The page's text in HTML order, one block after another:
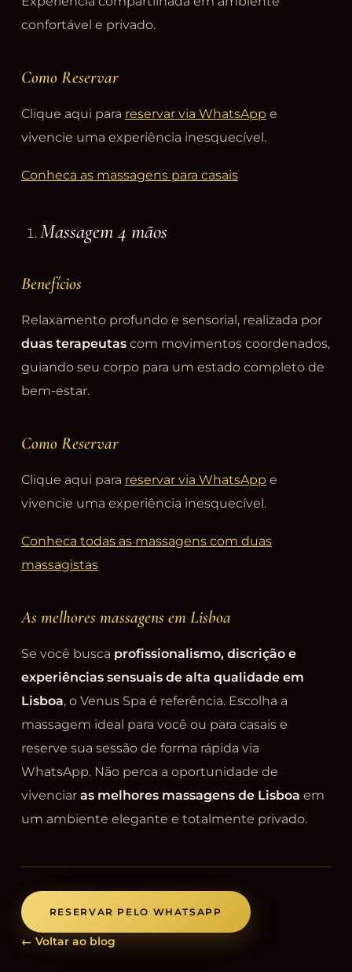
confortável e privado.
Como Reservar
Clique aqui para reservar via WhatsApp e
vivencie uma experiência inesquecível.
Conheca as massagens para casais
Massagem 4 mãos
Benefícios
Relaxamento profundo e sensorial, realizada por
duas terapeutascom movimentos coordenados,
guiando seu corpo para um estado completo de
bem-estar.
Como Reservar
Clique aqui para reservar via WhatsApp e
vivencie uma experiência inesquecível.
Conheca todas as massagens com duas
massagistas
As melhores massagens em Lisboa
Se você busca profissionalismo, discrição e
experiências sensuais de alta qualidade em
Lisboa, o Venus Spa é referência. Escolha a
massagem ideal para você ou para casais e
reserve sua sessão de forma rápida via
WhatsApp. Não perca a oportunidade de
vivenciar as melhores massagens de Lisboa em
um ambiente elegante e totalmente privado.
RESERVAR PELO WHATSAPP
← Voltar ao blog